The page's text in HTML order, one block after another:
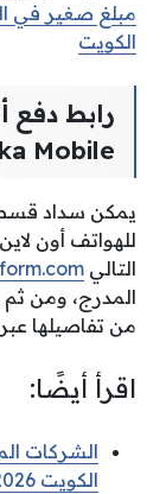
مبلغ صغير في
الكويت
رابط دفع
Mobile
يمكن سداد قسط
للهواتف أون
التالي
المدرج، ومن ثم
من تفاصيلها عبر
اقرأ أيضًا:
الشركات
الكويت 2026